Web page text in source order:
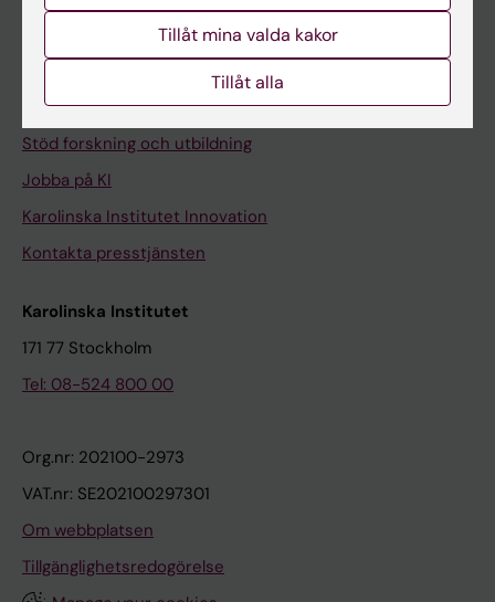
Medarbetarportalen
Universitetsbiblioteket
Stöd forskning och utbildning
Jobba på KI
Karolinska Institutet Innovation
Kontakta presstjänsten
Karolinska Institutet
171 77 Stockholm
Tel: 08-524 800 00
Org.nr: 202100-2973
VAT.nr: SE202100297301
Om webbplatsen
Tillgänglighetsredogörelse
Tillåt mina valda kakor
Tillåt alla